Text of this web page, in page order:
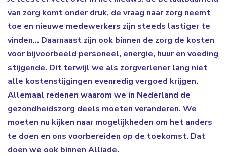
van zorg komt onder druk, de vraag naar zorg neemt
toe en nieuwe medewerkers zijn steeds lastiger te
vinden... Daarnaast zijn ook binnen de zorg de kosten
voor bijvoorbeeld personeel, energie, huur en voeding
stijgende. Dit terwijl we als zorgverlener lang niet
alle kostenstijgingen evenredig vergoed krijgen.
Allemaal redenen waarom we in Nederland de
gezondheidszorg deels moeten veranderen. We
moeten nu kijken naar mogelijkheden om het anders
te doen en ons voorbereiden op de toekomst. Dat
doen we ook binnen Alliade.